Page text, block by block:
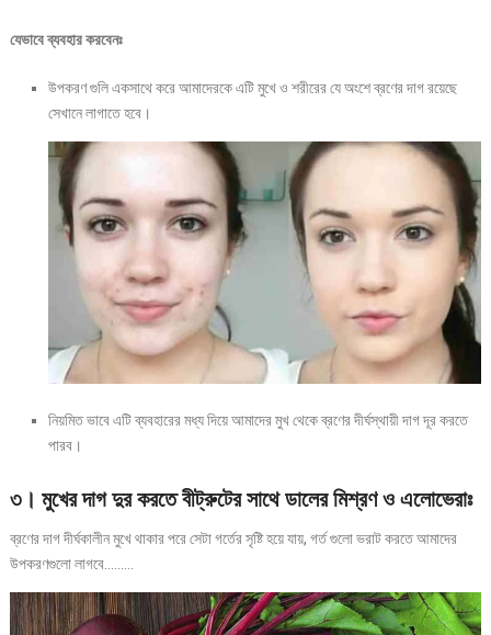
যেভাবে ব্যবহার করবেনঃ
উপকরণ গুলি একসাথে করে আমাদেরকে এটি মুখে ও শরীরের যে অংশে ব্রণের দাগ রয়েছে
সেখানে লাগাতে হবে।
নিয়মিত ভাবে এটি ব্যবহারের মধ্য দিয়ে আমাদের মুখ থেকে ব্রণের দীর্ঘস্থায়ী দাগ দূর করতে
পারব।
৩। মুখেরদাগদুরকরতেবীট্রুটেরসাথেডালেরমিশ্রণওএলোভেরাঃ
ব্রণের দাগ দীর্ঘকালীন মুখে থাকার পরে সেটা গর্তের সৃষ্টি হয়ে যায়, গর্ত গুলো ভরাট করতে আমাদের
উপকরণগুলো লাগবে………